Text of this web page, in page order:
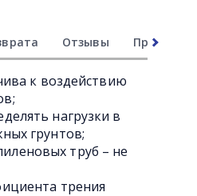
Отзывы Прочее
к воздействию
нагрузки в
грунтов;
труб – не
трения